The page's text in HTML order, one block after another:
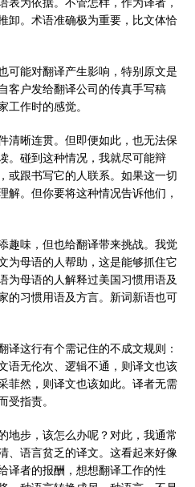
卸。术语准确极为重要，比文体恰
可能对翻译产生影响，特别原文是
客户发给翻译公司的传真手写稿
工作时的感觉。
清晰连贯。但即便如此，也无法保
。碰到这种情况，我就尽可能辩
或跟书写它的人联系。如果这一切
解。但你要将这种情况告诉他们，
趣味，但也给翻译带来挑战。我觉
为母语的人帮助，这是能够抓住它
为母语的人解释过美国习惯用语及
的习惯用语及方言。新词新语也可
译这行有个需记住的不成文规则：
语无伦次、逻辑不通，则译文也该
菲然，则译文也该如此。译者无需
指责。
地步，该怎么办呢？对此，我通常
、语言贫乏的译文。这看起来好像
译者的报酬，想想翻译工作的性